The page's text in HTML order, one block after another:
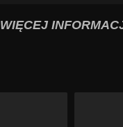
WIĘCEJ